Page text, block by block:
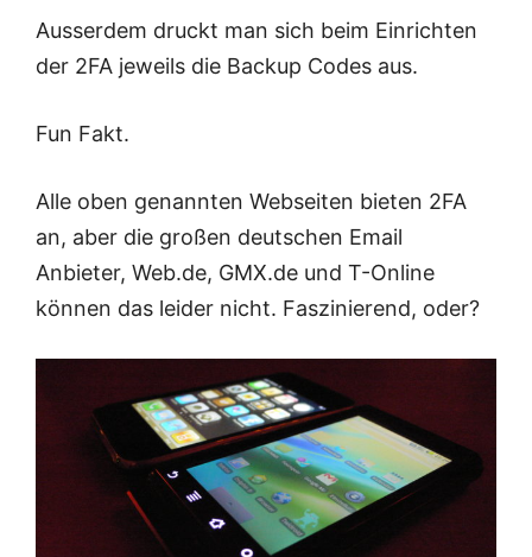
Ausserdem druckt man sich beim Einrichten
der 2FA jeweils die Backup Codes aus.
Fun Fakt.
Alle oben genannten Webseiten bieten 2FA
an, aber die großen deutschen Email
Anbieter, Web.de, GMX.de und T-Online
können das leider nicht. Faszinierend, oder?